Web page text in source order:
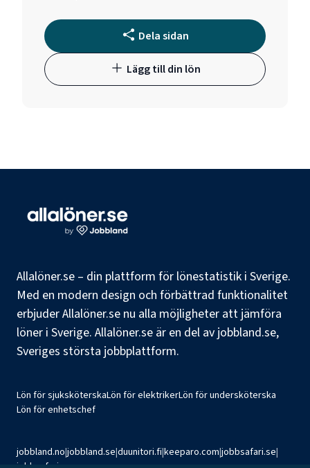
Dela sidan
Lägg till din lön
Allalöner.se – din plattform för lönestatistik i Sverige.
Med en modern design och förbättrad funktionalitet
erbjuder Allalöner.se nu alla möjligheter att jämföra
löner i Sverige. Allalöner.se är en del av jobbland.se,
Sveriges största jobbplattform.
Lön för sjuksköterskaLön för elektrikerLön för undersköterska
Lön för enhetschef
jobbland.no|jobbland.se|duunitori.fi|keeparo.com|jobbsafari.se|